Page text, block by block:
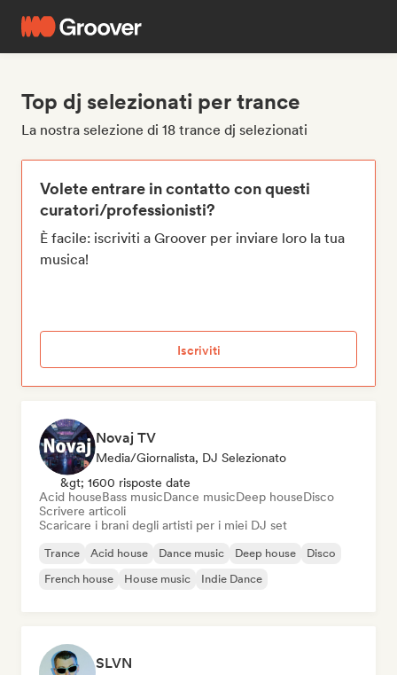
Top dj selezionati per trance
La nostra selezione di 18 trance dj selezionati
Volete entrare in contatto con questi
curatori/professionisti?
È facile: iscriviti a Groover per inviare loro la tua
musica!
Iscriviti
Novaj TV
Media/Giornalista, DJ Selezionato
&gt; 1600 risposte date
Acid houseBass musicDance musicDeep houseDisco
Scrivere articoli
Scaricare i brani degli artisti per i miei DJ set
Trance Acid house Dance music Deep house
Disco
French house
House music Indie Dance
SLVN